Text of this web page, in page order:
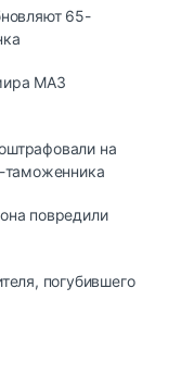
65-
МАЗ
на
таможенника
повредили
погубившего